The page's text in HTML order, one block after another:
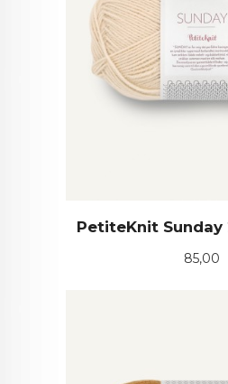
PetiteKnit Sunday
Pris
85,00